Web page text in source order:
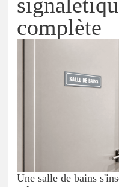
complète
Une salle de bains